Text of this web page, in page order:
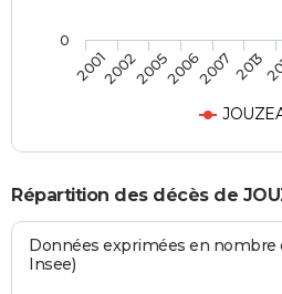
200120022005200620072013
0
Répartition des décès de
Données exprimées en nombre
Insee)